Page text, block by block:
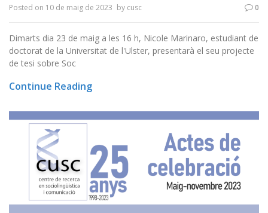
Posted on 10 de maig de 2023 by cusc 0
Dimarts dia 23 de maig a les 16 h, Nicole Marinaro, estudiant de
doctorat de la Universitat de l'Ulster, presentarà el seu projecte
de tesi sobre Soc
Continue Reading